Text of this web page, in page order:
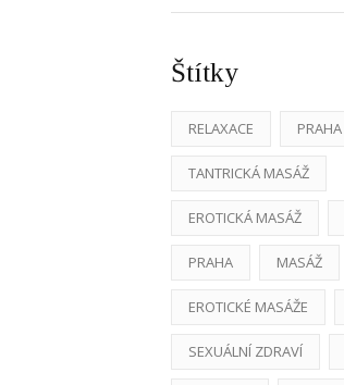
Štítky
RELAXACE PRAHA
TANTRICKÁ MASÁŽ
EROTICKÁ MASÁŽ
PRAHA MASÁŽ
EROTICKÉ MASÁŽE
SEXUÁLNÍ ZDRAVÍ